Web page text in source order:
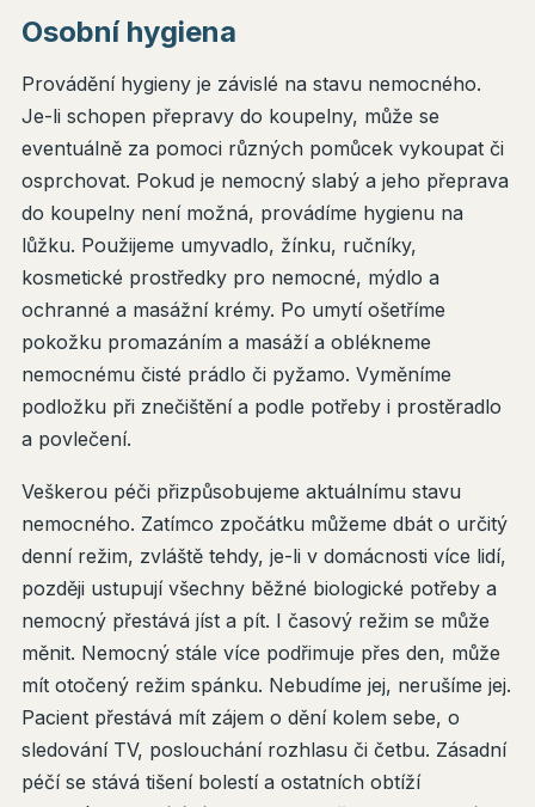
Osobní hygiena
Provádění hygieny je závislé na stavu nemocného.
Je-li schopen přepravy do koupelny, může se
eventuálně za pomoci různých pomůcek vykoupat či
osprchovat. Pokud je nemocný slabý a jeho přeprava
do koupelny není možná, provádíme hygienu na
lůžku. Použijeme umyvadlo, žínku, ručníky,
kosmetické prostředky pro nemocné, mýdlo a
ochranné a masážní krémy. Po umytí ošetříme
pokožku promazáním a masáží a oblékneme
nemocnému čisté prádlo či pyžamo. Vyměníme
podložku při znečištění a podle potřeby i prostěradlo
a povlečení.
Veškerou péči přizpůsobujeme aktuálnímu stavu
nemocného. Zatímco zpočátku můžeme dbát o určitý
denní režim, zvláště tehdy, je-li v domácnosti více lidí,
později ustupují všechny běžné biologické potřeby a
nemocný přestává jíst a pít. I časový režim se může
měnit. Nemocný stále více podřimuje přes den, může
mít otočený režim spánku. Nebudíme jej, nerušíme jej.
Pacient přestává mít zájem o dění kolem sebe, o
sledování TV, poslouchání rozhlasu či četbu. Zásadní
péčí se stává tišení bolestí a ostatních obtíží